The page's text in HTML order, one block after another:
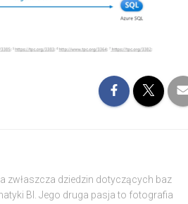
zwłaszcza dziedzin dotyczących baz
BI. Jego druga pasja to fotografia